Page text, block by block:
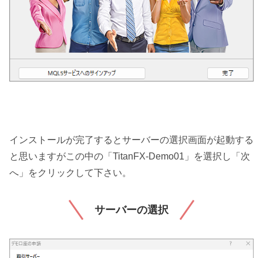
インストールが完了するとサーバーの選択画面が起動する
と思いますがこの中の「TitanFX-Demo01」を選択し「次
へ」をクリックして下さい。
サーバーの選択